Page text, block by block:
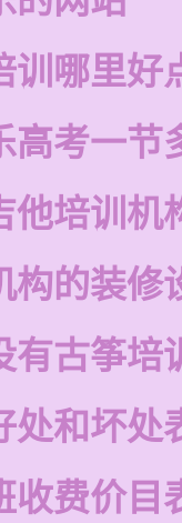
训哪里好
高考一节
他培训机
构的装修
有古筝培
处和坏处
收费价目